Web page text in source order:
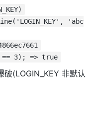
'abc
== 3); => true
(LOGIN_KEY 非默认